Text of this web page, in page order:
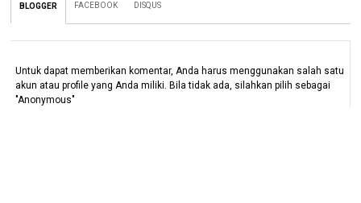
BLOGGER FACEBOOK DISQUS
Untuk dapat memberikan komentar, Anda harus menggunakan salah satu
akun atau profile yang Anda miliki. Bila tidak ada, silahkan pilih sebagai
"Anonymous"